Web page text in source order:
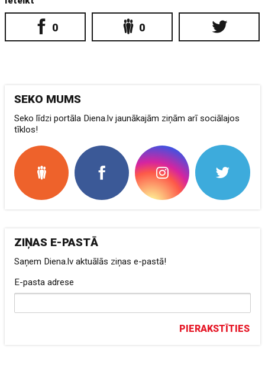
0 0
SEKO MUMS
Seko līdzi portāla Diena.lv jaunākajām ziņām arī sociālajos
tīklos!
ZIŅAS E-PASTĀ
Saņem Diena.lv aktuālās ziņas e-pastā!
E-pasta adrese
PIERAKSTĪTIES